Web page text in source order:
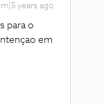
years ago
para o
em